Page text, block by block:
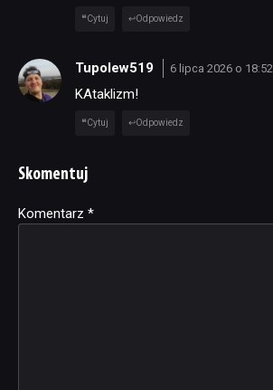
Cytuj Odpowiedz
Tupolew519 6 lipca 2026 o 18:52
KAtaklizm!
Cytuj Odpowiedz
Skomentuj
Komentarz *
Alternative: